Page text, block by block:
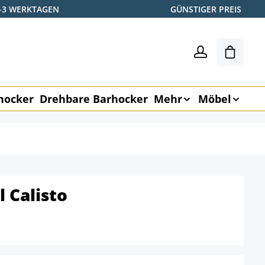
WERKTAGEN GÜNSTIGER PREIS
Drehbare Barhocker Mehr Möbel
Calisto